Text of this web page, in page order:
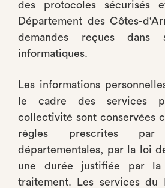
des protocoles sécurisés
Département des Côtes-
demandes reçues dans
informatiques.
Les informations
le cadre des services
collectivité sont conservées
règles prescrites
départementales, par la loi
une durée justifiée par
traitement. Les services du